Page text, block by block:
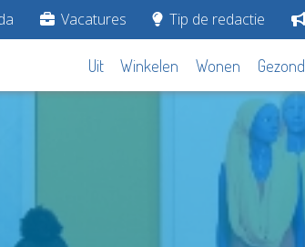
Vacatures Tip de redactie
Uit Winkelen Wonen Gezond